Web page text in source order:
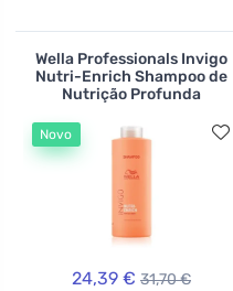
Wella Professionals Invigo
Nutri-Enrich Shampoo de
Nutrição Profunda
Novo
24,39 € 31,70 €